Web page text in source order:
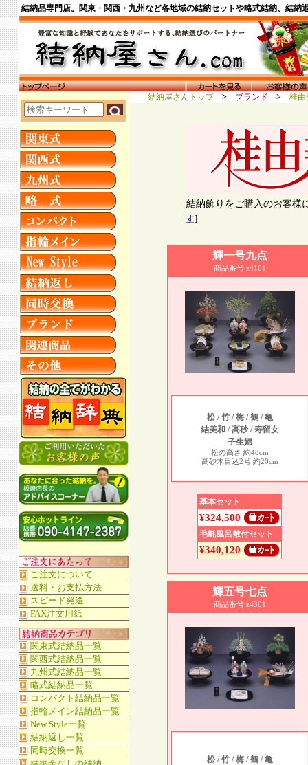
結納品専門店。関東・関西・九州など各地域の結納セットや略式結納、結
結納屋さんトップ > ブランド > 桂由
結納飾りをご購入のお客様
す]
輝一号九点
商品番号 z4101
松 / 竹 / 梅 / 鶴 / 亀
結美和 / 高砂 / 寿留女
子生婦
松の高さ 約48cm
高砂木目込2号 約20cm
基本セット
¥324,500
毛氈風呂敷付セット
¥340,120
輝五号七点
商品番号 z4301
松 / 竹 / 梅 / 鶴 / 亀